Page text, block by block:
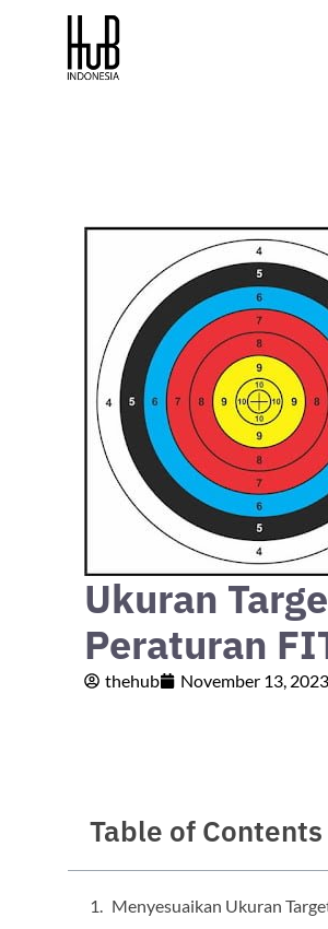
Ukuran
Peraturan
thehub November 13, 2023
Table of Contents
Menyesuaikan Ukuran